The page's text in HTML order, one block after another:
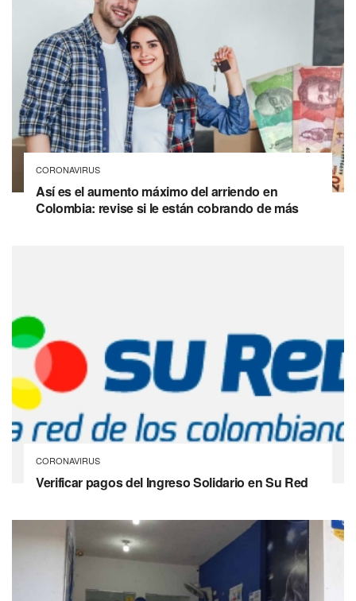
CORONAVIRUS
Así es el aumento máximo del arriendo en
Colombia: revise si le están cobrando de más
CORONAVIRUS
Verificar pagos del Ingreso Solidario en Su Red